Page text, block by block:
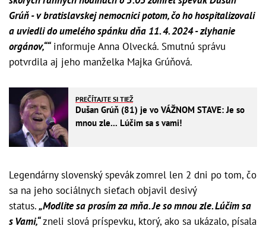
Grúň - v bratislavskej nemocnici potom, čo ho hospitalizovali
a uviedli do umelého spánku dňa 11. 4. 2024 - zlyhanie
orgánov,““informuje Anna Olvecká. Smutnú správu
potvrdila aj jeho manželka Majka Grúňová.
PREČÍTAJTE SI TIEŽ
Dušan Grúň (81) je vo VÁŽNOM STAVE: Je so
mnou zle... Lúčim sa s vami!
Legendárny slovenský spevák zomrel len 2 dni po tom, čo
sa na jeho sociálnych sieťach objavil desivý
status.„Modlite sa prosím za mňa. Je so mnou zle. Lúčim sa
s Vami,“zneli slová príspevku, ktorý, ako sa ukázalo, písala